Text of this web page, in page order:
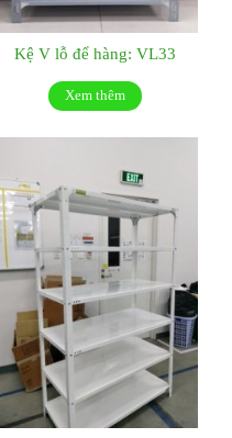
Kệ V lỗ để hàng: VL33
Xem thêm